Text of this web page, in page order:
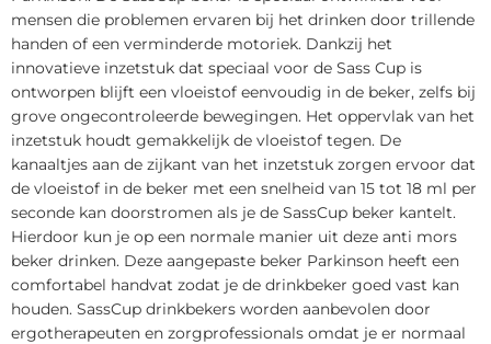
mensen die problemen ervaren bij het drinken door trillende
handen of een verminderde motoriek. Dankzij het
innovatieve inzetstuk dat speciaal voor de Sass Cup is
ontworpen blijft een vloeistof eenvoudig in de beker, zelfs bij
grove ongecontroleerde bewegingen. Het oppervlak van het
inzetstuk houdt gemakkelijk de vloeistof tegen. De
kanaaltjes aan de zijkant van het inzetstuk zorgen ervoor dat
de vloeistof in de beker met een snelheid van 15 tot 18 ml per
seconde kan doorstromen als je de SassCup beker kantelt.
Hierdoor kun je op een normale manier uit deze anti mors
beker drinken. Deze aangepaste beker Parkinson heeft een
comfortabel handvat zodat je de drinkbeker goed vast kan
houden. SassCup drinkbekers worden aanbevolen door
ergotherapeuten en zorgprofessionals omdat je er normaal